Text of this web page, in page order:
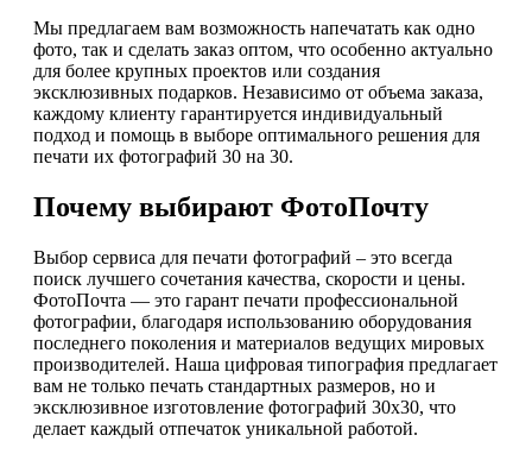
Мы предлагаем вам возможность напечатать как одно
фото, так и сделать заказ оптом, что особенно актуально
для более крупных проектов или создания
эксклюзивных подарков. Независимо от объема заказа,
каждому клиенту гарантируется индивидуальный
подход и помощь в выборе оптимального решения для
печати их фотографий 30 на 30.
Почему выбирают ФотоПочту
Выбор сервиса для печати фотографий – это всегда
поиск лучшего сочетания качества, скорости и цены.
ФотоПочта — это гарант печати профессиональной
фотографии, благодаря использованию оборудования
последнего поколения и материалов ведущих мировых
производителей. Наша цифровая типография предлагает
вам не только печать стандартных размеров, но и
эксклюзивное изготовление фотографий 30х30, что
делает каждый отпечаток уникальной работой.